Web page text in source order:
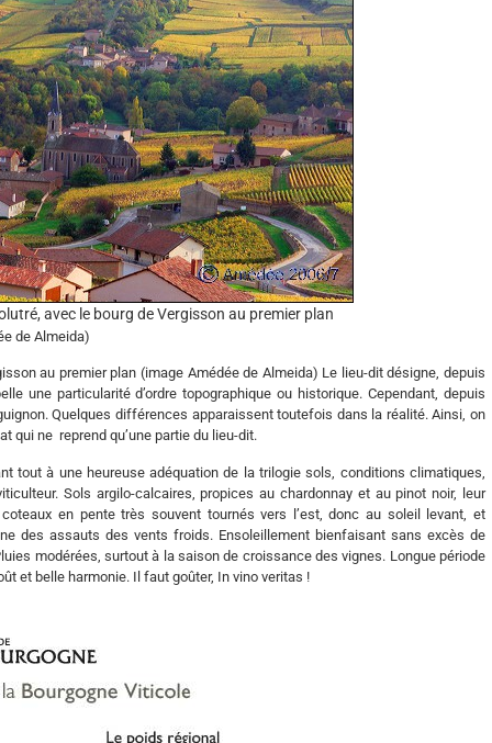
avec le bourg de Vergisson au premier plan
de Almeida)
au premier plan (image Amédée de Almeida) Le lieu-dit désigne, depuis
une particularité d’ordre topographique ou historique. Cependant, depuis
Quelques différences apparaissent toutefois dans la réalité. Ainsi, on
qui ne reprend qu’une partie du lieu-dit.
tout à une heureuse adéquation de la trilogie sols, conditions climatiques,
Sols argilo-calcaires, propices au chardonnay et au pinot noir, leur
en pente très souvent tournés vers l’est, donc au soleil levant, et
des assauts des vents froids. Ensoleillement bienfaisant sans excès de
modérées, surtout à la saison de croissance des vignes. Longue période
et belle harmonie. Il faut goûter, In vino veritas !